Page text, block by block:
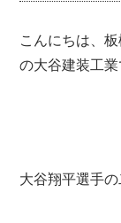
こんにちは、
の大谷建装工業
大谷翔平選手